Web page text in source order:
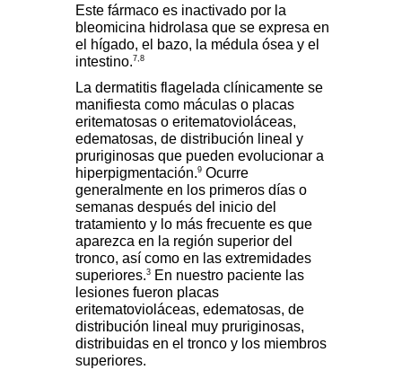
Este fármaco es inactivado por la
bleomicina hidrolasa que se expresa en
el hígado, el bazo, la médula ósea y el
intestino.7,8
La dermatitis flagelada clínicamente se
manifiesta como máculas o placas
eritematosas o eritematovioláceas,
edematosas, de distribución lineal y
pruriginosas que pueden evolucionar a
hiperpigmentación.9 Ocurre
generalmente en los primeros días o
semanas después del inicio del
tratamiento y lo más frecuente es que
aparezca en la región superior del
tronco, así como en las extremidades
superiores.3 En nuestro paciente las
lesiones fueron placas
eritematovioláceas, edematosas, de
distribución lineal muy pruriginosas,
distribuidas en el tronco y los miembros
superiores.